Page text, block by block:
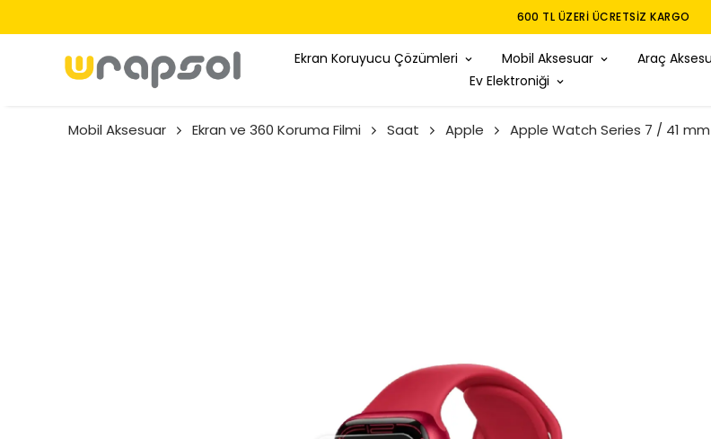
600 TL ÜZERI ÜCRETSIZ KARGO
Ekran Koruyucu Çözümleri Mobil Aksesuar
Araç
Ev Elektroniği
Mobil Aksesuar Ekran ve 360 Koruma Filmi Saat Apple Apple Watch Series 7 / 41 mm